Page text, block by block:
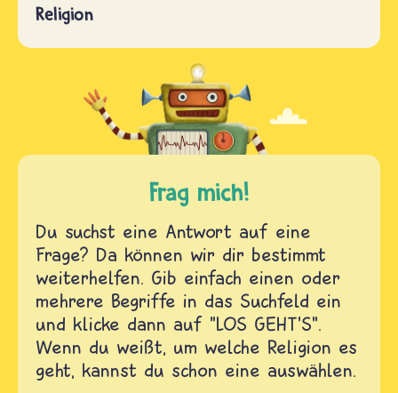
Religion
Frag mich!
Du suchst eine Antwort auf eine
Frage? Da können wir dir bestimmt
weiterhelfen. Gib einfach einen oder
mehrere Begriffe in das Suchfeld ein
und klicke dann auf "LOS GEHT'S".
Wenn du weißt, um welche Religion es
geht, kannst du schon eine auswählen.